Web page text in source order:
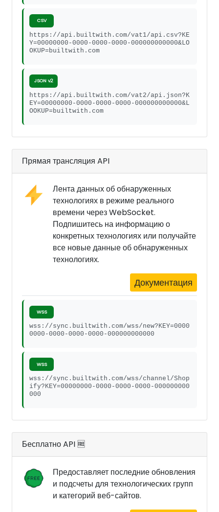
CSV
https://api.builtwith.com/vat1/api.csv?KE
Y=00000000-0000-0000-0000-000000000000&LO
OKUP=builtwith.com
JSON v2
https://api.builtwith.com/vat2/api.json?K
EY=00000000-0000-0000-0000-000000000000&L
OOKUP=builtwith.com
Прямая трансляция API
Лента данных об обнаруженных
технологиях в режиме реального
времени через WebSocket.
Подпишитесь на информацию о
конкретных технологиях или получайте
все новые данные об обнаруженных
технологиях.
Документация
WSS
wss://sync.builtwith.com/wss/new?KEY=0000
0000-0000-0000-0000-000000000000
WSS
wss://sync.builtwith.com/wss/channel/Shop
ify?KEY=00000000-0000-0000-0000-000000000
000
Бесплатно API 🆓
Предоставляет последние обновления
и подсчеты для технологических групп
и категорий веб-сайтов.